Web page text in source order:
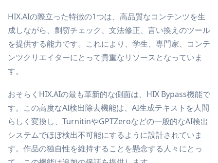
HIX.AIの際立った特徴の1つは、高品質なコンテンツを生
成しながら、剽窃チェック、文法修正、言い換えのツール
を提供する能力です。これにより、学生、専門家、コンテ
ンツクリエイターにとって貴重なリソースとなっていま
す。
おそらくHIX.AIの最も革新的な側面は、HIX Bypass機能で
す。この高度なAI検出除去機能は、AI生成テキストを人間
らしく変換し、TurnitinやGPTZeroなどの一般的なAI検出
システムでほぼ検出不可能にするように設計されていま
す。作品の独自性を維持することを懸念する人々にとっ